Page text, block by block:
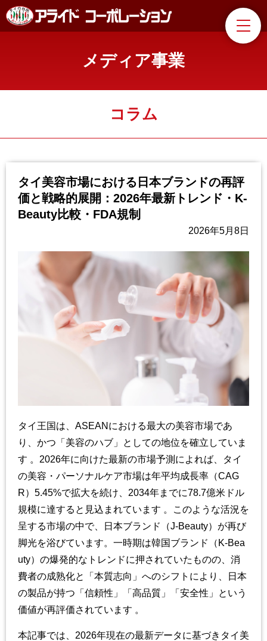
メディア事業
コラム
タイ美容市場における日本ブランドの再評
価と戦略的展開：2026年最新トレンド・K-
Beauty比較・FDA規制
2026年5月8日
タイ王国は、 ASEAN における最大の美容市場であ
り、かつ「美容のハブ」としての地位を確立していま
す 。 2026年に向けた最新の市場予測によれば、タイ
の美容 ・パーソナルケア市場は年平均成長率（CAG
R） 5.45%で拡大を続け、 2034年までに78.7億米ドル
規模に達すると見込まれています 。このような活況を
呈する市場の中で、日本ブランド（J-Beauty）が再び
脚光を浴びています。一時期は韓国ブランド（ K-Bea
uty）の爆発的なトレンドに押されていたものの、消
費者の成熟化と「本質志向」へのシフトにより、日本
の製品が持つ「信頼性」「高品質」「安全性」という
価値が再評価されています 。
本記事では、 2026年現在の最新データに基づきタイ美